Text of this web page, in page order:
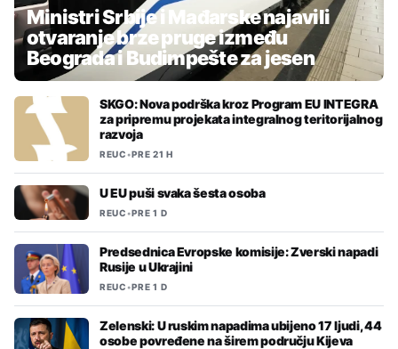
Ministri Srbije i Mađarske najavili
otvaranje brze pruge između
Beograda i Budimpešte za jesen
SKGO: Nova podrška kroz Program EU INTEGRA
za pripremu projekata integralnog teritorijalnog
razvoja
REUC•PRE 21 H
U EU puši svaka šesta osoba
REUC•PRE 1 D
Predsednica Evropske komisije: Zverski napadi
Rusije u Ukrajini
REUC•PRE 1 D
Zelenski: U ruskim napadima ubijeno 17 ljudi, 44
osobe povređene na širem području Kijeva